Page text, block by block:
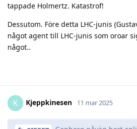
tappade Holmertz. Katastrof!
Dessutom. Före detta LHC-junis
något agent till LHC-junis som oroar
något..
K Kjeppkinesen 11 mar 2025